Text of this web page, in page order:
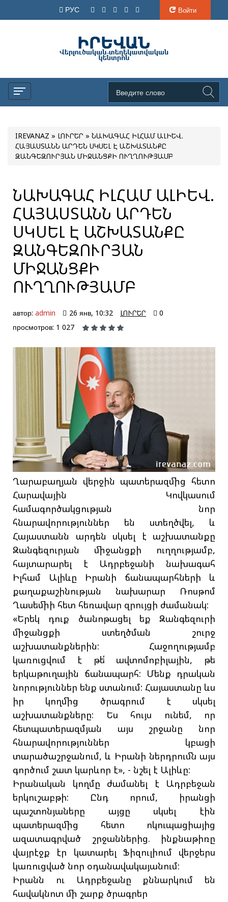
РУС Войти
IREVANAZ » ԼՈՒՐԵՐ » ՆԱԽԱԳԱՀ ԻԼՀԱՄ ԱԼԻԵՎ.
ՀԱՅԱՍՏԱՆՆ ԱՐԴԵՆ ՍԿՍԵԼ Է ԱՇԽԱՏԱՆՔԸ
ԶԱՆԳԵԶՈՒՐՅԱՆ ՄԻՋԱՆՑՔԻ ՈՒՂՂՈՒԹՅԱՄԲ
ՆԱԽԱԳԱՀ ԻԼՀԱՄ ԱԼԻԵՎ.
ՀԱՅԱՍՏԱՆՆ ԱՐԴԵՆ
ՍԿՍԵԼ Է ԱՇԽԱՏԱՆՔԸ
ԶԱՆԳԵԶՈՒՐՅԱՆ
ՄԻՋԱՆՑՔԻ
ՈՒՂՂՈՒԹՅԱՄԲ
автор: admin 26 янв, 10:32 ԼՈՒՐԵՐ
0
просмотров: 1 027
Ղարաբաղյան վերջին պատերազմից հետո
Հարավային Կովկասում
համագործակցության նոր
հնարավորություններ են ստեղծվել, և
Հայաստանն արդեն սկսել է աշխատանքը
Զանգեզուրյան միջանցքի ուղղությամբ,
հայտարարել է Ադրբեջանի նախագահ
Իլհամ Ալիևը Իրանի ճանապարհների և
քաղաքաշինության նախարար Ռոսթոմ
Ղասեմիի հետ հեռավար զրույցի ժամանակ:
«Երեկ դուք ծանոթացել եք Զանգեզուրի
միջանցքի ստեղծման շուրջ
աշխատանքներին: Հաջողությամբ
կառուցվում է թե՛ ավտոմոբիլային, թե
երկաթուղային ճանապարհ: Մենք դրական
նորություններ ենք ստանում: Հայաստանը ևս
իր կողմից ծրագրում է սկսել
աշխատանքները: Ես հույս ունեմ, որ
հետպատերազմյան այս շրջանը նոր
հնարավորություններ կբացի
տարածաշրջանում, և Իրանի ներդրումն այս
գործում շատ կարևոր է», - նշել է Ալիևը:
Իրանական կողմը ժամանել է Ադրբեջան
երկուշաբթի: Ընդ որում, իրանցի
պաշտոնյաները այցը սկսել էին
պատերազմից հետո ոկուպացիայից
ազատագրված շրջաններից. ինքնաթիռը
վայրէջք էր կատարել Ֆիզուլիում վերջերս
կառուցված նոր օդանավակայանում:
Իրանն ու Ադրբեջանը քննարկում են
հավակնոտ մի շարք ծրագրեր